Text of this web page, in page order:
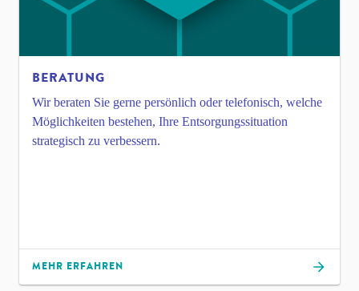
BERATUNG
Wir beraten Sie gerne persönlich oder telefonisch, welche
Möglichkeiten bestehen, Ihre Entsorgungssituation
strategisch zu verbessern.
MEHR ERFAHREN